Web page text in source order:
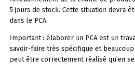
5 jours de stock. Cette situation devra
dans le PCA.
Important : élaborer un PCA est un
savoir-faire très spécifique et beaucoup
peut être correctement réalisé qu’en